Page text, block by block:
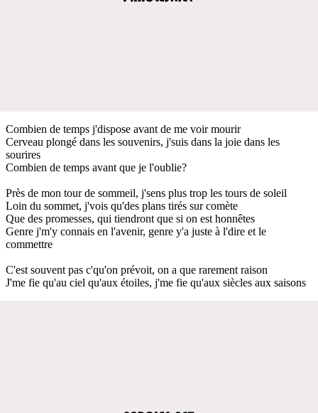
Combien de temps j'dispose avant de me voir mourir
Cerveau plongé dans les souvenirs, j'suis dans la joie dans les
sourires
Combien de temps avant que je l'oublie?
Près de mon tour de sommeil, j'sens plus trop les tours de soleil
Loin du sommet, j'vois qu'des plans tirés sur comète
Que des promesses, qui tiendront que si on est honnêtes
Genre j'm'y connais en l'avenir, genre y'a juste à l'dire et le
commettre
C'est souvent pas c'qu'on prévoit, on a que rarement raison
J'me fie qu'au ciel qu'aux étoiles, j'me fie qu'aux siècles aux saisons